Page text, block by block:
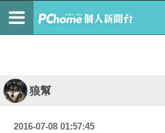
狼幫
2016-07-08 01:57:45